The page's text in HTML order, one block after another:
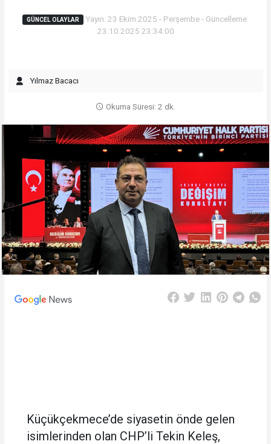
GÜNCEL OLAYLAR
Yayın: 23 Ekim 2025 - Perşembe - Güncelleme:
23.10.2025 23:34:00
Yılmaz Bacacı
Okuma Süresi: 2 dk.
Küçükçekmece’de siyasetin önde gelen
isimlerinden olan CHP’li Tekin Keleş,